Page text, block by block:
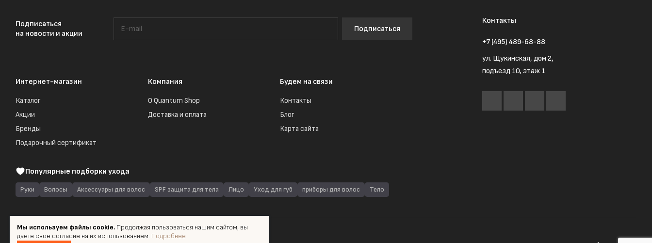
Подписаться
на новости и акции
Подписаться
Интернет-магазин
Каталог
Акции
Бренды
Подарочный сертификат
Компания
О Quantum Shop
Доставка и оплата
Будем на связи
Контакты
Блог
Карта сайта
Контакты
+7 (495) 489-68-88
ул. Щукинская, дом 2,
подъезд 10, этаж 1
Популярные подборки ухода
Руки Волосы Аксессуары для волос SPF защита для тела Лицо Уход для губ приборы для волос Тело
Мы используем файлы cookie. Продолжая пользоваться нашим сайтом, вы
даёте своё согласие на их использованием. Подробнее